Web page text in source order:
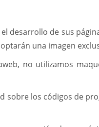
desarrollo de sus
una imagen
no utilizamos
los códigos de